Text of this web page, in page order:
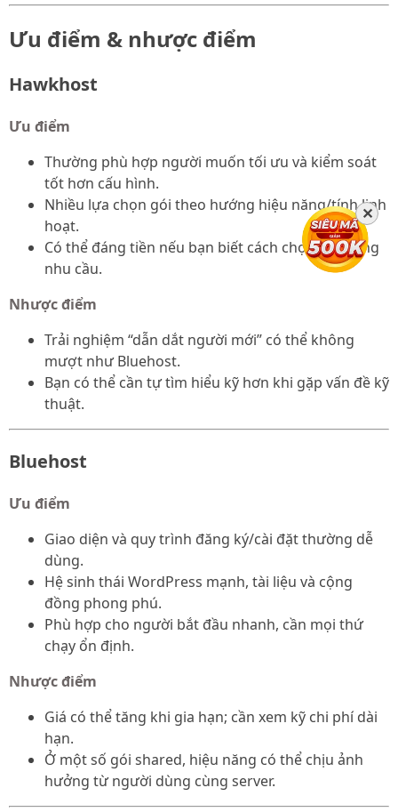
Ưu điểm & nhược điểm
Hawkhost
Ưu điểm
Thường phù hợp người muốn tối ưu và kiểm soát
tốt hơn cấu hình.
Nhiều lựa chọn gói theo hướng hiệu năng/tính linh
hoạt.
Có thể đáng tiền nếu bạn biết cách chọn gói đúng
nhu cầu.
Nhược điểm
Trải nghiệm “dẫn dắt người mới” có thể không
mượt như Bluehost.
Bạn có thể cần tự tìm hiểu kỹ hơn khi gặp vấn đề kỹ
thuật.
Bluehost
Ưu điểm
Giao diện và quy trình đăng ký/cài đặt thường dễ
dùng.
Hệ sinh thái WordPress mạnh, tài liệu và cộng
đồng phong phú.
Phù hợp cho người bắt đầu nhanh, cần mọi thứ
chạy ổn định.
Nhược điểm
Giá có thể tăng khi gia hạn; cần xem kỹ chi phí dài
hạn.
Ở một số gói shared, hiệu năng có thể chịu ảnh
hưởng từ người dùng cùng server.
✕